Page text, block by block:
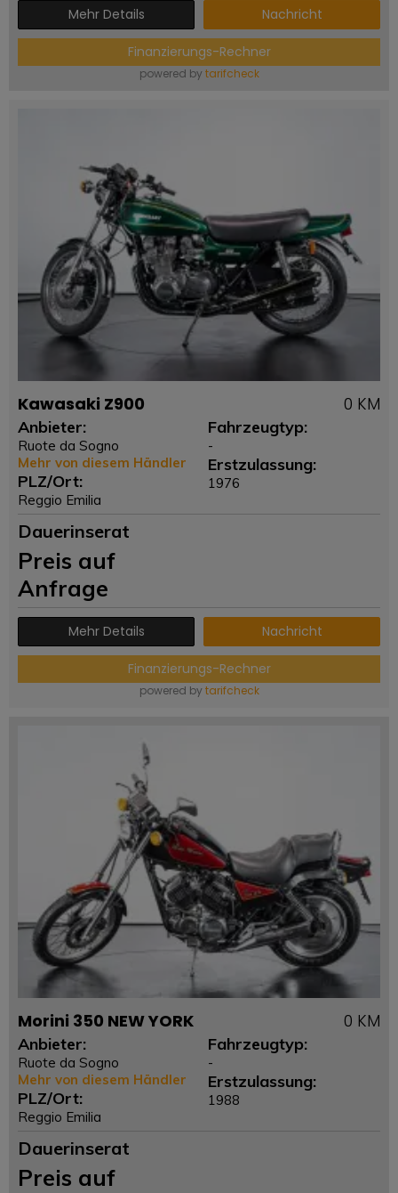
Mehr Details Nachricht
Finanzierungs-Rechner
powered by tarifcheck
Kawasaki Z900 0 KM
Anbieter:
Ruote da Sogno
Mehr von diesem Händler
PLZ/Ort:
Reggio Emilia
Fahrzeugtyp:
-
Erstzulassung:
1976
Dauerinserat
Preis auf
Anfrage
Mehr Details Nachricht
Finanzierungs-Rechner
powered by tarifcheck
Morini 350 NEW YORK 0 KM
Anbieter:
Ruote da Sogno
Mehr von diesem Händler
PLZ/Ort:
Reggio Emilia
Fahrzeugtyp:
-
Erstzulassung:
1988
Dauerinserat
Preis auf